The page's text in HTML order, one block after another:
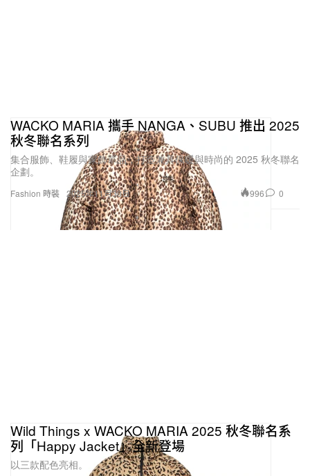
Fashion 時裝
WACKO MARIA 攜手 NANGA、SUBU 推出 2025
秋冬聯名系列
集合服飾、鞋履與家飾單品，打造兼具保暖與時尚的 2025 秋冬聯名
企劃。
2025年11月30日 996 0
Wild Things x WACKO MARIA 2025 秋冬聯名系
列「Happy Jacket」全新登場
以三款配色亮相。